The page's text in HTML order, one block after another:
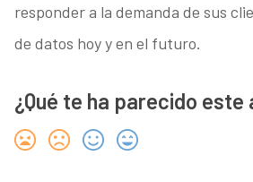
responder a la demanda de sus
de datos hoy y en el futuro.
¿Qué te ha parecido este